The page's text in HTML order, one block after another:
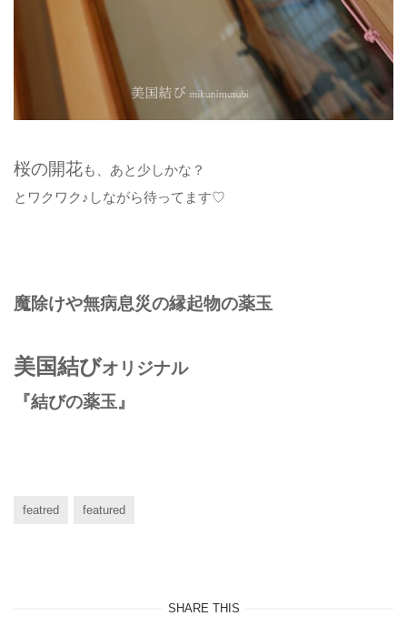
桜の開花も、あと少しかな？
とワクワク♪しながら待ってます♡
魔除けや無病息災の縁起物の薬玉
美国結びオリジナル
『結びの薬玉』
featred featured
SHARE THIS